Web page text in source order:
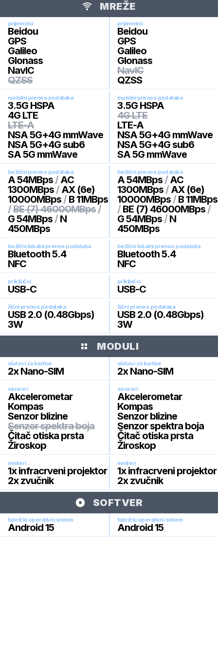
MREŽE
prijemnici
Beidou
GPS
Galileo
Glonass
NavIC
QZSS
prijemnici
Beidou
GPS
Galileo
Glonass
NavIC
QZSS
mobilni prenos podataka
3.5G HSPA
4G LTE
LTE-A
NSA 5G+4G mmWave
NSA 5G+4G sub6
SA 5G mmWave
mobilni prenos podataka
3.5G HSPA
4G LTE
LTE-A
NSA 5G+4G mmWave
NSA 5G+4G sub6
SA 5G mmWave
bežični prenos podataka
A 54MBps / AC
1300MBps / AX (6e)
10000MBps / B 11MBps
/BE (7) 46000MBps /
G 54MBps / N
450MBps
bežični prenos podataka
A 54MBps / AC
1300MBps / AX (6e)
10000MBps / B 11MBps
/ BE (7) 46000MBps /
G 54MBps / N
450MBps
bežični lokalni prenos podataka
Bluetooth 5.4
NFC
bežični lokalni prenos podataka
Bluetooth 5.4
NFC
priključci
USB-C
priključci
USB-C
žični prenos podataka
USB 2.0 (0.48Gbps)
3W
žični prenos podataka
USB 2.0 (0.48Gbps)
3W
MODULI
slotovi za kartice
2x Nano-SIM
slotovi za kartice
2x Nano-SIM
senzori
Akcelerometar
Kompas
Senzor blizine
Senzor spektra boja
Čitač otiska prsta
Žiroskop
senzori
Akcelerometar
Kompas
Senzor blizine
Senzor spektra boja
Čitač otiska prsta
Žiroskop
emiteri
1x infracrveni projektor
2x zvučnik
emiteri
1x infracrveni projektor
2x zvučnik
SOFTVER
fabrički operativni sistem
Android 15
fabrički operativni sistem
Android 15